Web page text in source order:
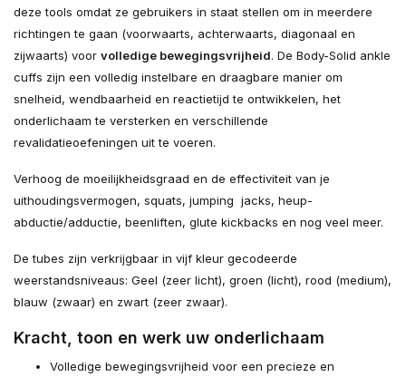
deze tools omdat ze gebruikers in staat stellen om in meerdere
richtingen te gaan (voorwaarts, achterwaarts, diagonaal en
zijwaarts) voor volledige bewegingsvrijheid. De Body-Solid ankle
cuffs zijn een volledig instelbare en draagbare manier om
snelheid, wendbaarheid en reactietijd te ontwikkelen, het
onderlichaam te versterken en verschillende
revalidatieoefeningen uit te voeren.
Verhoog de moeilijkheidsgraad en de effectiviteit van je
uithoudingsvermogen, squats, jumping jacks, heup-
abductie/adductie, beenliften, glute kickbacks en nog veel meer.
De tubes zijn verkrijgbaar in vijf kleur gecodeerde
weerstandsniveaus: Geel (zeer licht), groen (licht), rood (medium),
blauw (zwaar) en zwart (zeer zwaar).
Kracht, toon en werk uw onderlichaam
Volledige bewegingsvrijheid voor een precieze en